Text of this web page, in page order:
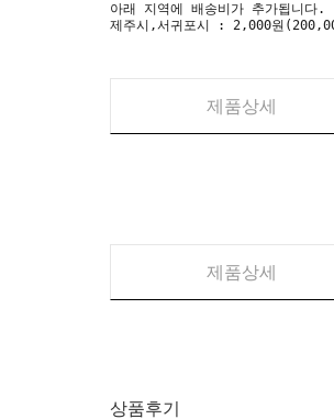
아래 지역에 배송비가 추가됩니다.
제주시,서귀포시 : 2,000원
제품상세
제품상세
상품후기